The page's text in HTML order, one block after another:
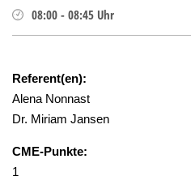
08:00 - 08:45 Uhr
Referent(en):
Alena Nonnast
Dr. Miriam Jansen
CME-Punkte:
1